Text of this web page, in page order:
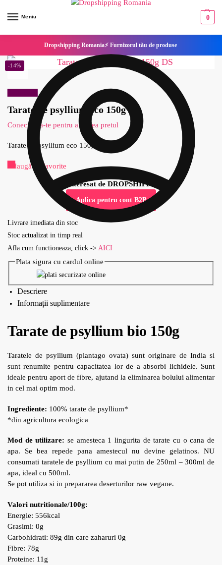
Meniu 0
Dropshipping Romania⚡ Furnizorul tău de produse
Tarate de psyllium eco 150g DS
Conecteaza-te pentru a vedea pretul
-14%
Tarate de psyllium eco 150g DS
Adaugă la Favorite
Esti interesat de DROPSHIPPING?
Aplica pentru cont B2B
Livrare imediata din stoc
Stoc actualizat in timp real
Afla cum functioneaza, click -> AICI
Plata sigura cu cardul online
Descriere
Informații suplimentare
Tarate de psyllium bio 150g
Taratele de psyllium (plantago ovata) sunt originare de India si
sunt renumite pentru capacitatea lor de a absorbi lichidele. Sunt
ideale pentru aport de fibre, ajutand la eliminarea bolului alimentar
in cel mai optim mod.
Ingrediente: 100% tarate de psyllium*
*din agricultura ecologica
Mod de utilizare: se amesteca 1 lingurita de tarate cu o cana de
apa. Se bea repede pana amestecul nu devine gelatinos. NU
consumati taratele de psyllium cu mai putin de 250ml – 300ml de
apa, ideal cu 500ml.
Se pot utiliza si in prepararea deserturilor raw vegane.
Valori nutritionale/100g:
Energie: 556kcal
Grasimi: 0g
Carbohidrati: 89g din care zaharuri 0g
Fibre: 78g
Proteine: 11g